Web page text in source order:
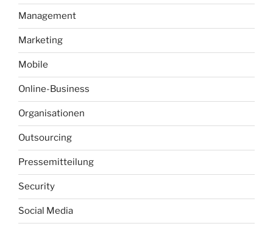
Management
Marketing
Mobile
Online-Business
Organisationen
Outsourcing
Pressemitteilung
Security
Social Media